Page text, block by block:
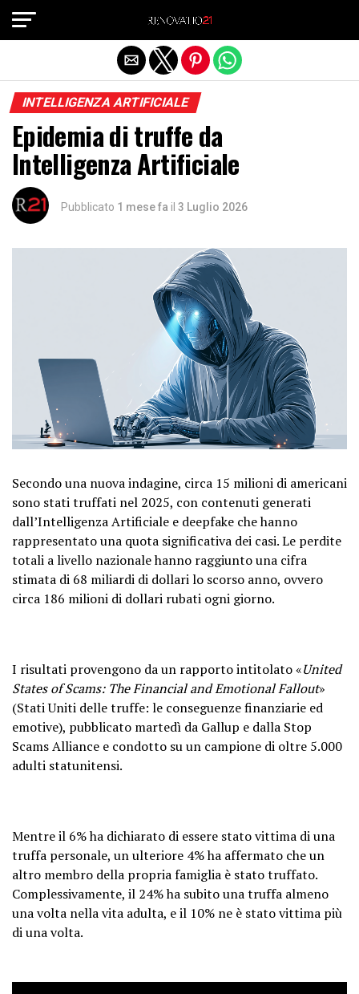
INTELLIGENZA ARTIFICIALE
Epidemia di truffe da
Intelligenza Artificiale
Pubblicato 1 mese fa il 3 Luglio 2026
Secondo una nuova indagine, circa 15 milioni di americani
sono stati truffati nel 2025, con contenuti generati
dall’Intelligenza Artificiale e deepfake che hanno
rappresentato una quota significativa dei casi. Le perdite
totali a livello nazionale hanno raggiunto una cifra
stimata di 68 miliardi di dollari lo scorso anno, ovvero
circa 186 milioni di dollari rubati ogni giorno.
I risultati provengono da un rapporto intitolato «United
States of Scams: The Financial and Emotional Fallout»
(Stati Uniti delle truffe: le conseguenze finanziarie ed
emotive), pubblicato martedì da Gallup e dalla Stop
Scams Alliance e condotto su un campione di oltre 5.000
adulti statunitensi.
Mentre il 6% ha dichiarato di essere stato vittima di una
truffa personale, un ulteriore 4% ha affermato che un
altro membro della propria famiglia è stato truffato.
Complessivamente, il 24% ha subito una truffa almeno
una volta nella vita adulta, e il 10% ne è stato vittima più
di una volta.
Exit mobile version